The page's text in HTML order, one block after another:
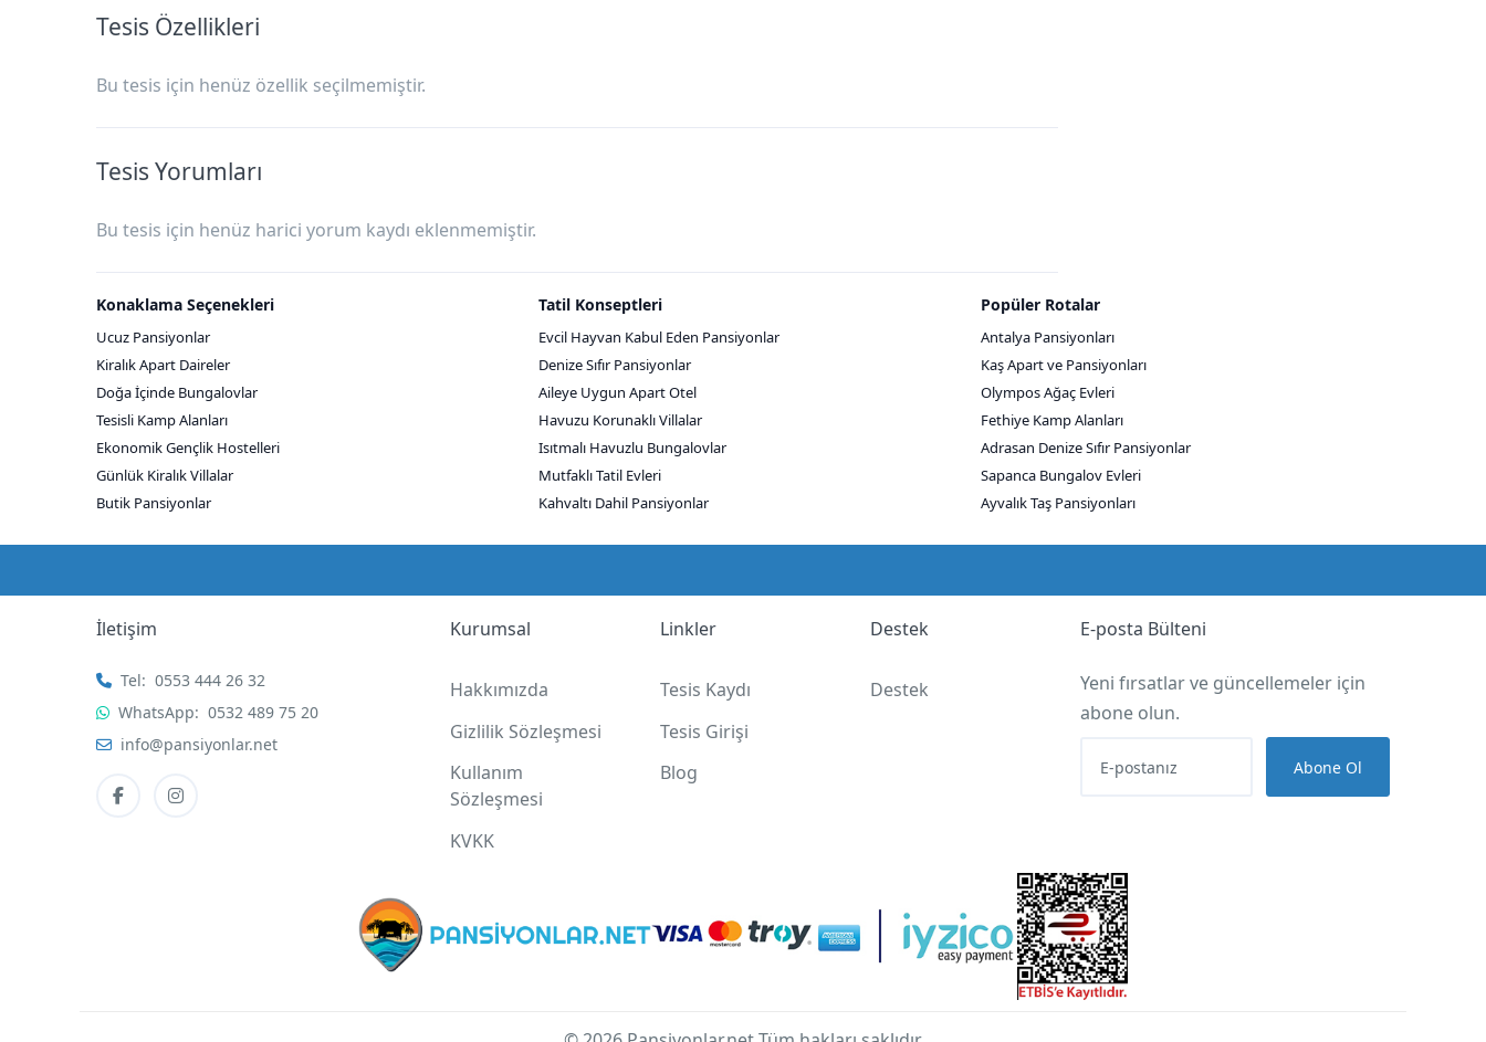
Tesis Özellikleri
Bu tesis için henüz özellik seçilmemiştir.
Tesis Yorumları
Bu tesis için henüz harici yorum kaydı eklenmemiştir.
Konaklama Seçenekleri
Ucuz Pansiyonlar
Kiralık Apart Daireler
Doğa İçinde Bungalovlar
Tesisli Kamp Alanları
Ekonomik Gençlik Hostelleri
Günlük Kiralık Villalar
Butik Pansiyonlar
Tatil Konseptleri
Evcil Hayvan Kabul Eden Pansiyonlar
Denize Sıfır Pansiyonlar
Aileye Uygun Apart Otel
Havuzu Korunaklı Villalar
Isıtmalı Havuzlu Bungalovlar
Mutfaklı Tatil Evleri
Kahvaltı Dahil Pansiyonlar
Popüler Rotalar
Antalya Pansiyonları
Kaş Apart ve Pansiyonları
Olympos Ağaç Evleri
Fethiye Kamp Alanları
Adrasan Denize Sıfır Pansiyonlar
Sapanca Bungalov Evleri
Ayvalık Taş Pansiyonları
İletişim
Tel: 0553 444 26 32
WhatsApp: 0532 489 75 20
info@pansiyonlar.net
Kurumsal
Hakkımızda
Gizlilik Sözleşmesi
Kullanım
Sözleşmesi
KVKK
Linkler
Tesis Kaydı
Tesis Girişi
Blog
Destek
Destek
E-posta Bülteni
Yeni fırsatlar ve güncellemeler için
abone olun.
Abone Ol